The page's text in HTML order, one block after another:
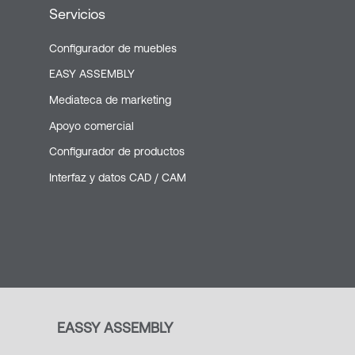
Servicios
Configurador de muebles
EASY ASSEMBLY
Mediateca de marketing
Apoyo comercial
Configurador de productos
Interfaz y datos CAD / CAM
EASSY ASSEMBLY